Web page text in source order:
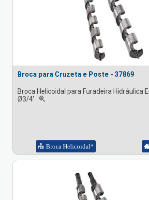
Broca para Cruzeta e Poste - 37869
Broca Helicoidal para Furadeira Hidráulica
Ø3/4'.
Broca Helicoidal*